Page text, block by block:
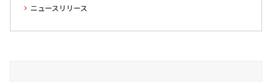
ニュースリリース